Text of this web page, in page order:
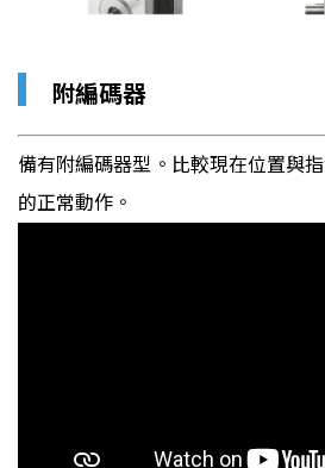
附編碼器
備有附編碼器型。比較現在位置與
的正常動作。